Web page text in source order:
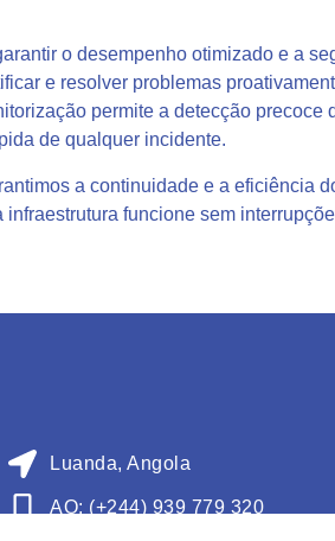
o desempenho otimizado e a
e resolver problemas
permite a detecção
de qualquer incidente.
a continuidade e a eficiência
funcione sem
Luanda, Angola
AO: (+244) 939 779 320